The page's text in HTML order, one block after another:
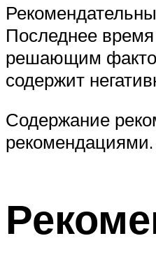
Последнее
решающим
содержит
Содержание